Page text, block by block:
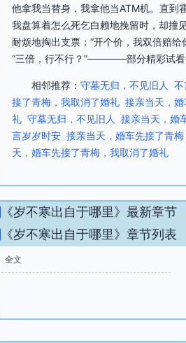
他拿我当替身，我拿他当ATM机。直到
我盘算着怎么死乞白赖地挽留时，却撞
耐烦地掏出支票：“开个价，我双倍赔
“三倍，行不行？”————部分精彩试看
相邻推荐： 守墓无归，不见旧人 不
接了青梅，我取消了婚礼 接亲当天，
礼 守墓无归，不见旧人 接亲当天，婚
言岁岁时安 接亲当天，婚车先接了青
天，婚车先接了青梅，我取消了婚礼
《岁不寒出自于哪里》最新章节
《岁不寒出自于哪里》章节列表
全文